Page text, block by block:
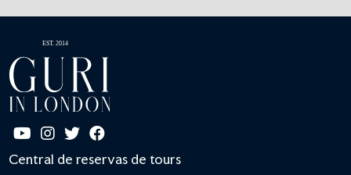
Central de reservas de tours